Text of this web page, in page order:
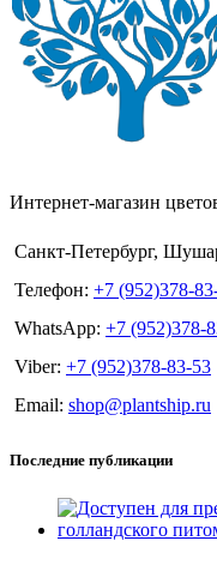
Интернет-магазин
Санкт-Петербург,
Телефон: +7 (952)378-
WhatsApp: +7 (952)378-
Viber: +7 (952)378-83-53
Email: shop@plantship.ru
Последние публикации